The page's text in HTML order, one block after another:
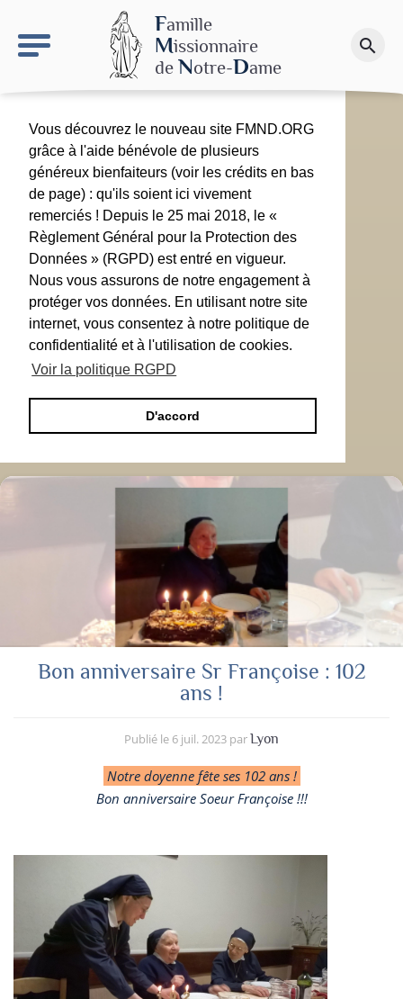
Famille
Missionnaire
de Notre-Dame
search
Faire un don
Vous découvrez le nouveau site FMND.ORG
grâce à l'aide bénévole de plusieurs
généreux bienfaiteurs (voir les crédits en bas
de page) : qu'ils soient ici vivement
remerciés ! Depuis le 25 mai 2018, le «
Règlement Général pour la Protection des
Données » (RGPD) est entré en vigueur.
Nous vous assurons de notre engagement à
protéger vos données. En utilisant notre site
internet, vous consentez à notre politique de
confidentialité et à l'utilisation de cookies.
Voir la politique RGPD
D'accord
Bon anniversaire Sr Françoise : 102
ans !
Publié le 6 juil. 2023 parLyon
Notre doyenne fête ses 102 ans !
Bon anniversaire Soeur Françoise !!!